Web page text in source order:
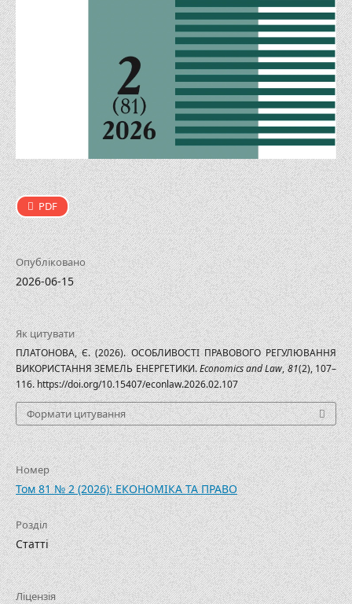
PDF
Опубліковано
2026-06-15
Як цитувати
ПЛАТОНОВА, Є. (2026). ОСОБЛИВОСТІ ПРАВОВОГО РЕГУЛЮВАННЯ
ВИКОРИСТАННЯ ЗЕМЕЛЬ ЕНЕРГЕТИКИ.Economics and Law,81(2), 107–
116. https://doi.org/10.15407/econlaw.2026.02.107
Формати цитування
Номер
Том 81 № 2 (2026): ЕКОНОМІКА ТА ПРАВО
Розділ
Статті
Ліцензія